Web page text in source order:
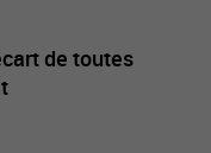
de toutes